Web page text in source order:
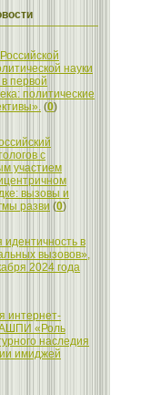
науки
первой
политические
(0)
с
участием
вызовы и
разви (0)
в
вызовов»,
2024 года
интернет-
«Роль
наследия
имиджей